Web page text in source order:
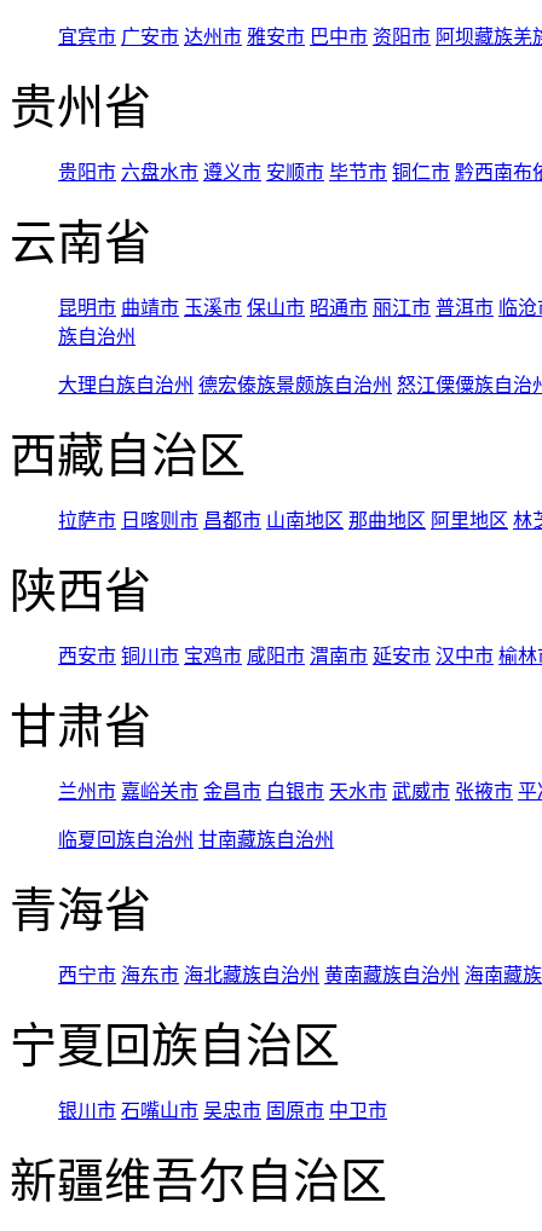
宜宾市 广安市 达州市 雅安市 巴中市 资阳市 阿坝藏族羌
贵州省
贵阳市 六盘水市 遵义市 安顺市 毕节市 铜仁市 黔西南布
云南省
昆明市 曲靖市 玉溪市 保山市 昭通市 丽江市 普洱市 临
族自治州
大理白族自治州 德宏傣族景颇族自治州 怒江傈僳族自治
西藏自治区
拉萨市 日喀则市 昌都市 山南地区 那曲地区 阿里地区 林
陕西省
西安市 铜川市 宝鸡市 咸阳市 渭南市 延安市 汉中市 榆林
甘肃省
兰州市 嘉峪关市 金昌市 白银市 天水市 武威市 张掖市 平
临夏回族自治州 甘南藏族自治州
青海省
西宁市 海东市 海北藏族自治州 黄南藏族自治州 海南藏
宁夏回族自治区
银川市 石嘴山市 吴忠市 固原市 中卫市
新疆维吾尔自治区